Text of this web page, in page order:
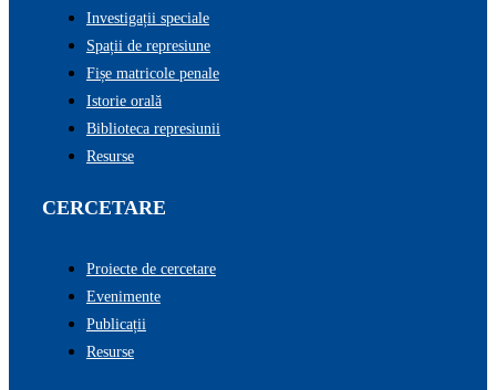
Investigații speciale
Spații de represiune
Fișe matricole penale
Istorie orală
Biblioteca represiunii
Resurse
CERCETARE
Proiecte de cercetare
Evenimente
Publicații
Resurse